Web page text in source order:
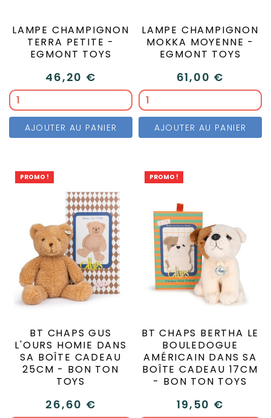
LAMPE CHAMPIGNON
TERRA PETITE -
EGMONT TOYS
46,20 €
AJOUTER AU PANIER
LAMPE CHAMPIGNON
MOKKA MOYENNE -
EGMONT TOYS
61,00 €
AJOUTER AU PANIER
PROMO !
BT CHAPS GUS
L'OURS HOMIE DANS
SA BOÎTE CADEAU
25CM - BON TON
TOYS
26,60 €
PROMO !
BT CHAPS BERTHA LE
BOULEDOGUE
AMÉRICAIN DANS SA
BOÎTE CADEAU 17CM
- BON TON TOYS
19,50 €